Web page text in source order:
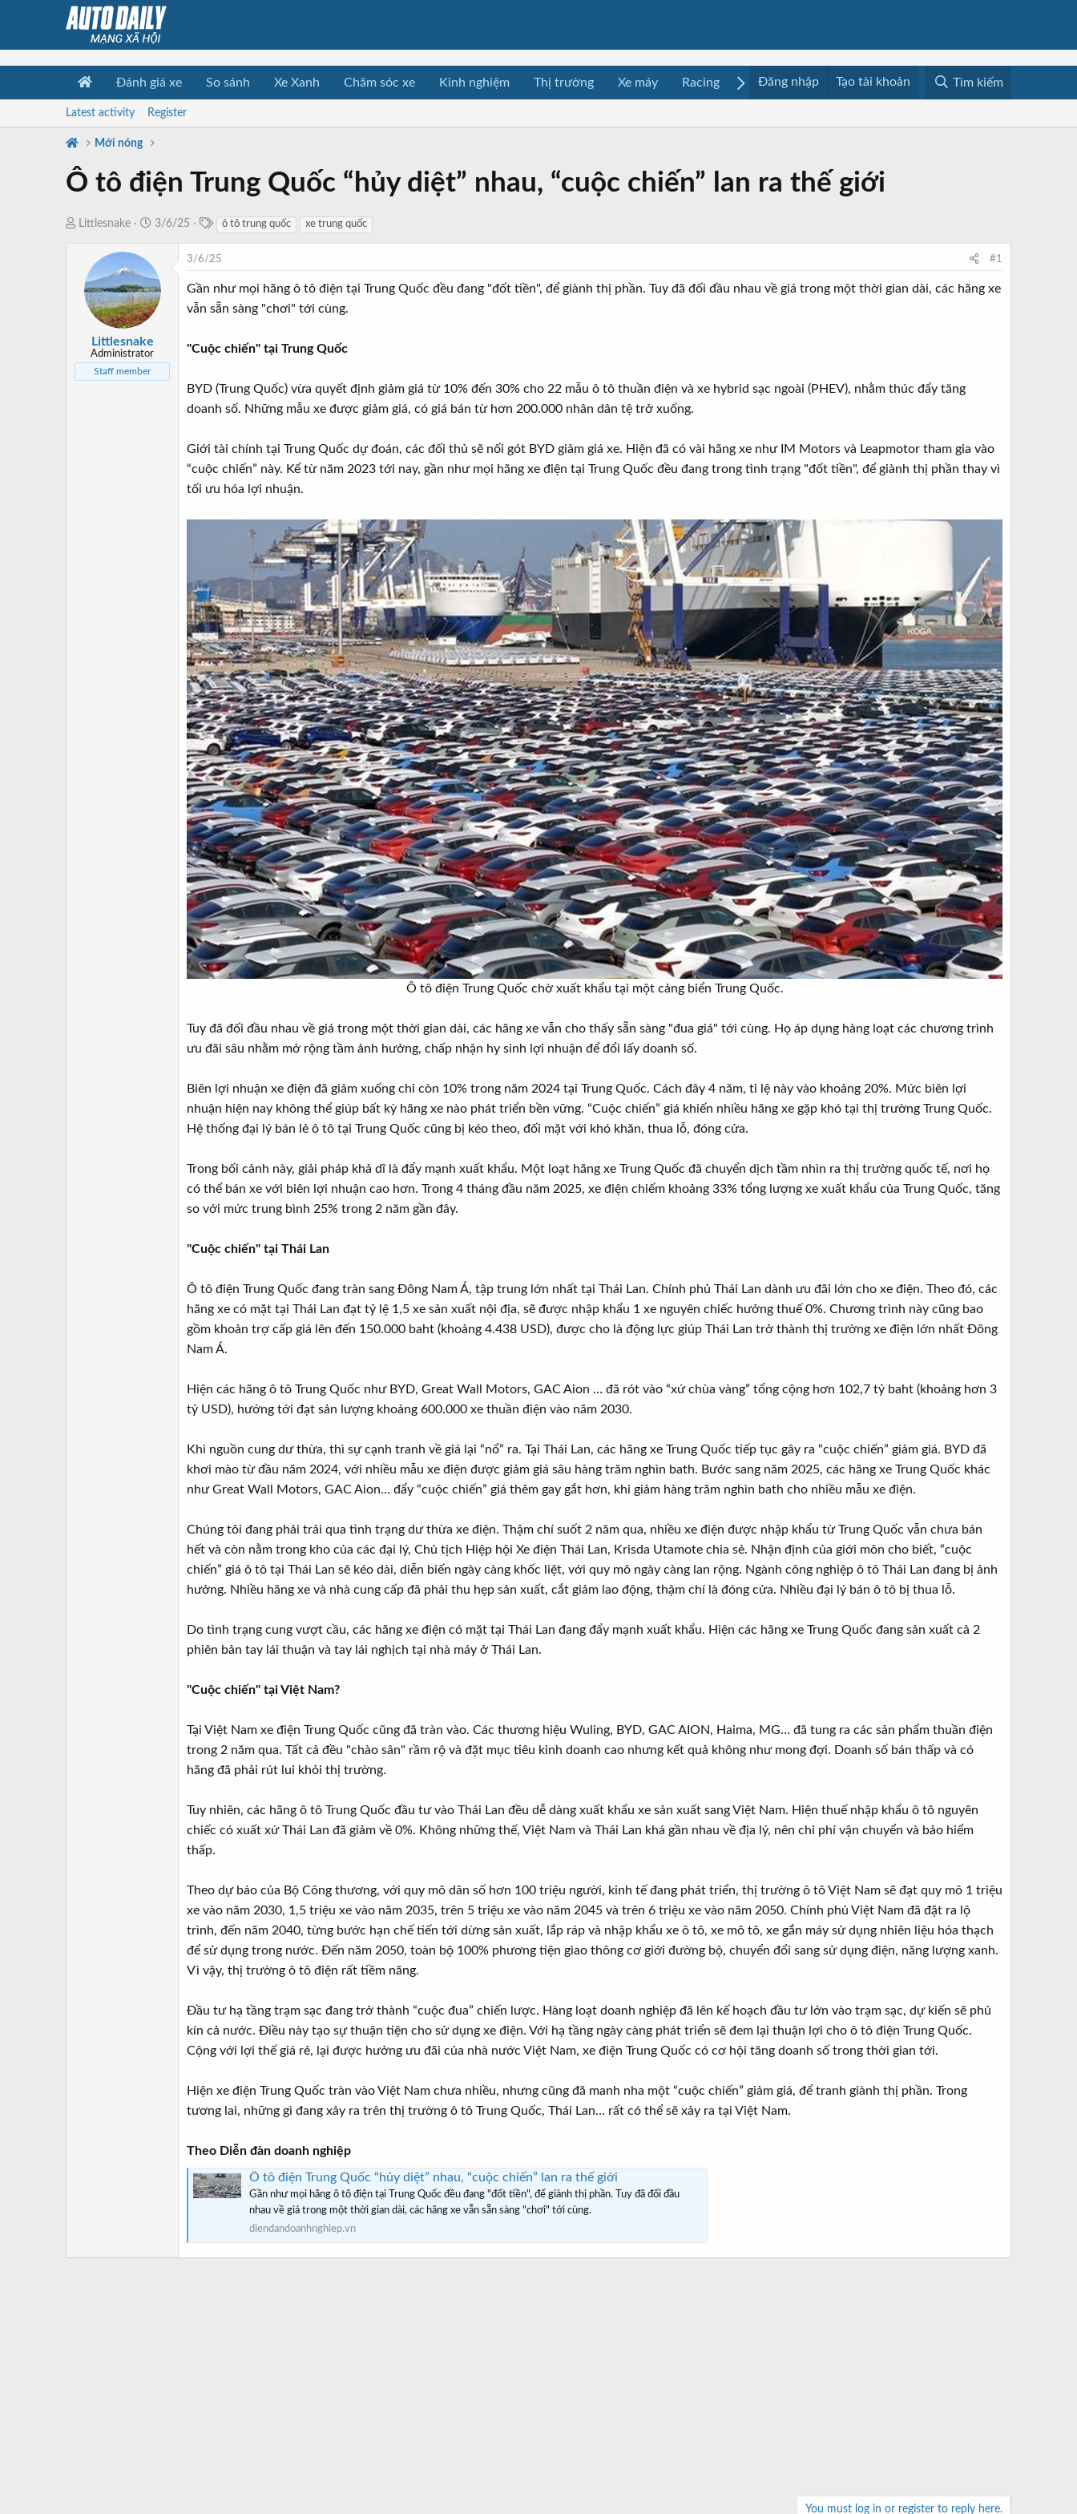
Đánh giá xe So sánh Xe Xanh Chăm sóc xe Kinh nghiệm Thị trường Xe máy Racing Mua bán Media Resources
Đăng nhập Tạo tài khoản Tìm kiếm
Latest activity Register
Mới nóng
Ô tô điện Trung Quốc “hủy diệt” nhau, “cuộc chiến” lan ra thế giới
T
a
r
Littlesnake
N
y
b
ắ
ầ
u
3/6/25
g
ô tô trung quốc xe trung quốc
Littlesnake
Administrator
Staff member
3/6/25 #1
Gần như mọi hãng ô tô điện tại Trung Quốc đều đang "đốt tiền", để giành thị phần. Tuy đã đối đầu nhau về giá trong một thời gian dài, các hãng xe
vẫn sẵn sàng "chơi" tới cùng.
"Cuộc chiến" tại Trung Quốc
BYD (Trung Quốc) vừa quyết định giảm giá từ 10% đến 30% cho 22 mẫu ô tô thuần điện và xe hybrid sạc ngoài (PHEV), nhằm thúc đẩy tăng
doanh số. Những mẫu xe được giảm giá, có giá bán từ hơn 200.000 nhân dân tệ trở xuống.
Giới tài chính tại Trung Quốc dự đoán, các đối thủ sẽ nối gót BYD giảm giá xe. Hiện đã có vài hãng xe như IM Motors và Leapmotor tham gia vào
“cuộc chiến” này. Kể từ năm 2023 tới nay, gần như mọi hãng xe điện tại Trung Quốc đều đang trong tình trạng "đốt tiền", để giành thị phần thay vì
tối ưu hóa lợi nhuận.
Ô tô điện Trung Quốc chờ xuất khẩu tại một cảng biển Trung Quốc.​
Tuy đã đối đầu nhau về giá trong một thời gian dài, các hãng xe vẫn cho thấy sẵn sàng "đua giá" tới cùng. Họ áp dụng hàng loạt các chương trình
ưu đãi sâu nhằm mở rộng tầm ảnh hưởng, chấp nhận hy sinh lợi nhuận để đổi lấy doanh số.
Biên lợi nhuận xe điện đã giảm xuống chỉ còn 10% trong năm 2024 tại Trung Quốc. Cách đây 4 năm, tỉ lệ này vào khoảng 20%. Mức biên lợi
nhuận hiện nay không thể giúp bất kỳ hãng xe nào phát triển bền vững. “Cuộc chiến” giá khiến nhiều hãng xe gặp khó tại thị trường Trung Quốc.
Hệ thống đại lý bán lẻ ô tô tại Trung Quốc cũng bị kéo theo, đối mặt với khó khăn, thua lỗ, đóng cửa.
Trong bối cảnh này, giải pháp khả dĩ là đẩy mạnh xuất khẩu. Một loạt hãng xe Trung Quốc đã chuyển dịch tầm nhìn ra thị trường quốc tế, nơi họ
có thể bán xe với biên lợi nhuận cao hơn. Trong 4 tháng đầu năm 2025, xe điện chiếm khoảng 33% tổng lượng xe xuất khẩu của Trung Quốc, tăng
so với mức trung bình 25% trong 2 năm gần đây.
"Cuộc chiến" tại Thái Lan
Ô tô điện Trung Quốc đang tràn sang Đông Nam Á, tập trung lớn nhất tại Thái Lan. Chính phủ Thái Lan dành ưu đãi lớn cho xe điện. Theo đó, các
hãng xe có mặt tại Thái Lan đạt tỷ lệ 1,5 xe sản xuất nội địa, sẽ được nhập khẩu 1 xe nguyên chiếc hưởng thuế 0%. Chương trình này cũng bao
gồm khoản trợ cấp giá lên đến 150.000 baht (khoảng 4.438 USD), được cho là động lực giúp Thái Lan trở thành thị trường xe điện lớn nhất Đông
Nam Á.
Hiện các hãng ô tô Trung Quốc như BYD, Great Wall Motors, GAC Aion … đã rót vào “xứ chùa vàng” tổng cộng hơn 102,7 tỷ baht (khoảng hơn 3
tỷ USD), hướng tới đạt sản lượng khoảng 600.000 xe thuần điện vào năm 2030.
Khi nguồn cung dư thừa, thì sự cạnh tranh về giá lại “nổ” ra. Tại Thái Lan, các hãng xe Trung Quốc tiếp tục gây ra “cuộc chiến” giảm giá. BYD đã
khơi mào từ đầu năm 2024, với nhiều mẫu xe điện được giảm giá sâu hàng trăm nghìn bath. Bước sang năm 2025, các hãng xe Trung Quốc khác
như Great Wall Motors, GAC Aion… đẩy “cuộc chiến” giá thêm gay gắt hơn, khi giảm hàng trăm nghìn bath cho nhiều mẫu xe điện.
Chúng tôi đang phải trải qua tình trạng dư thừa xe điện. Thậm chí suốt 2 năm qua, nhiều xe điện được nhập khẩu từ Trung Quốc vẫn chưa bán
hết và còn nằm trong kho của các đại lý, Chủ tịch Hiệp hội Xe điện Thái Lan, Krisda Utamote chia sẻ. Nhận định của giới môn cho biết, “cuộc
chiến” giá ô tô tại Thái Lan sẽ kéo dài, diễn biến ngày càng khốc liệt, với quy mô ngày càng lan rộng. Ngành công nghiệp ô tô Thái Lan đang bị ảnh
hưởng. Nhiều hãng xe và nhà cung cấp đã phải thu hẹp sản xuất, cắt giảm lao động, thậm chí là đóng cửa. Nhiều đại lý bán ô tô bị thua lỗ.
Do tình trạng cung vượt cầu, các hãng xe điện có mặt tại Thái Lan đang đẩy mạnh xuất khẩu. Hiện các hãng xe Trung Quốc đang sản xuất cả 2
phiên bản tay lái thuận và tay lái nghịch tại nhà máy ở Thái Lan.
"Cuộc chiến" tại Việt Nam?
Tại Việt Nam xe điện Trung Quốc cũng đã tràn vào. Các thương hiệu Wuling, BYD, GAC AION, Haima, MG… đã tung ra các sản phẩm thuần điện
trong 2 năm qua. Tất cả đều "chào sân" rầm rộ và đặt mục tiêu kinh doanh cao nhưng kết quả không như mong đợi. Doanh số bán thấp và có
hãng đã phải rút lui khỏi thị trường.
Tuy nhiên, các hãng ô tô Trung Quốc đầu tư vào Thái Lan đều dễ dàng xuất khẩu xe sản xuất sang Việt Nam. Hiện thuế nhập khẩu ô tô nguyên
chiếc có xuất xứ Thái Lan đã giảm về 0%. Không những thế, Việt Nam và Thái Lan khá gần nhau về địa lý, nên chi phí vận chuyển và bảo hiểm
thấp.
Theo dự báo của Bộ Công thương, với quy mô dân số hơn 100 triệu người, kinh tế đang phát triển, thị trường ô tô Việt Nam sẽ đạt quy mô 1 triệu
xe vào năm 2030, 1,5 triệu xe vào năm 2035, trên 5 triệu xe vào năm 2045 và trên 6 triệu xe vào năm 2050. Chính phủ Việt Nam đã đặt ra lộ
trình, đến năm 2040, từng bước hạn chế tiến tới dừng sản xuất, lắp ráp và nhập khẩu xe ô tô, xe mô tô, xe gắn máy sử dụng nhiên liệu hóa thạch
để sử dụng trong nước. Đến năm 2050, toàn bộ 100% phương tiện giao thông cơ giới đường bộ, chuyển đổi sang sử dụng điện, năng lượng xanh.
Vì vậy, thị trường ô tô điện rất tiềm năng.
Đầu tư hạ tầng trạm sạc đang trở thành “cuộc đua” chiến lược. Hàng loạt doanh nghiệp đã lên kế hoạch đầu tư lớn vào trạm sạc, dự kiến sẽ phủ
kín cả nước. Điều này tạo sự thuận tiện cho sử dụng xe điện. Với hạ tầng ngày càng phát triển sẽ đem lại thuận lợi cho ô tô điện Trung Quốc.
Cộng với lợi thế giá rẻ, lại được hưởng ưu đãi của nhà nước Việt Nam, xe điện Trung Quốc có cơ hội tăng doanh số trong thời gian tới.
Hiện xe điện Trung Quốc tràn vào Việt Nam chưa nhiều, nhưng cũng đã manh nha một “cuộc chiến” giảm giá, để tranh giành thị phần. Trong
tương lai, những gì đang xảy ra trên thị trường ô tô Trung Quốc, Thái Lan… rất có thể sẽ xảy ra tại Việt Nam.
Theo Diễn đàn doanh nghiệp
Ô tô điện Trung Quốc “hủy diệt” nhau, “cuộc chiến” lan ra thế giới
Gần như mọi hãng ô tô điện tại Trung Quốc đều đang "đốt tiền", để giành thị phần. Tuy đã đối đầu
nhau về giá trong một thời gian dài, các hãng xe vẫn sẵn sàng "chơi" tới cùng.
diendandoanhnghiep.vn
You must log in or register to reply here.